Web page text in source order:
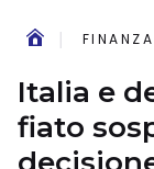
FINANZA
Italia e
fiato